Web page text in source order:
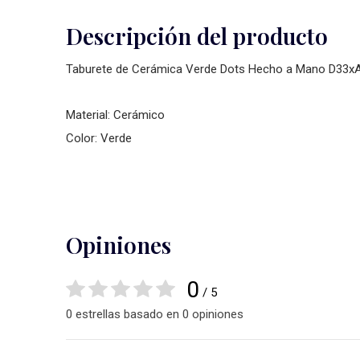
Descripción del producto
Taburete de Cerámica Verde Dots Hecho a Mano
Material: Cerámico
Color: Verde
Opiniones
0 / 5
0 estrellas basado en 0 opiniones